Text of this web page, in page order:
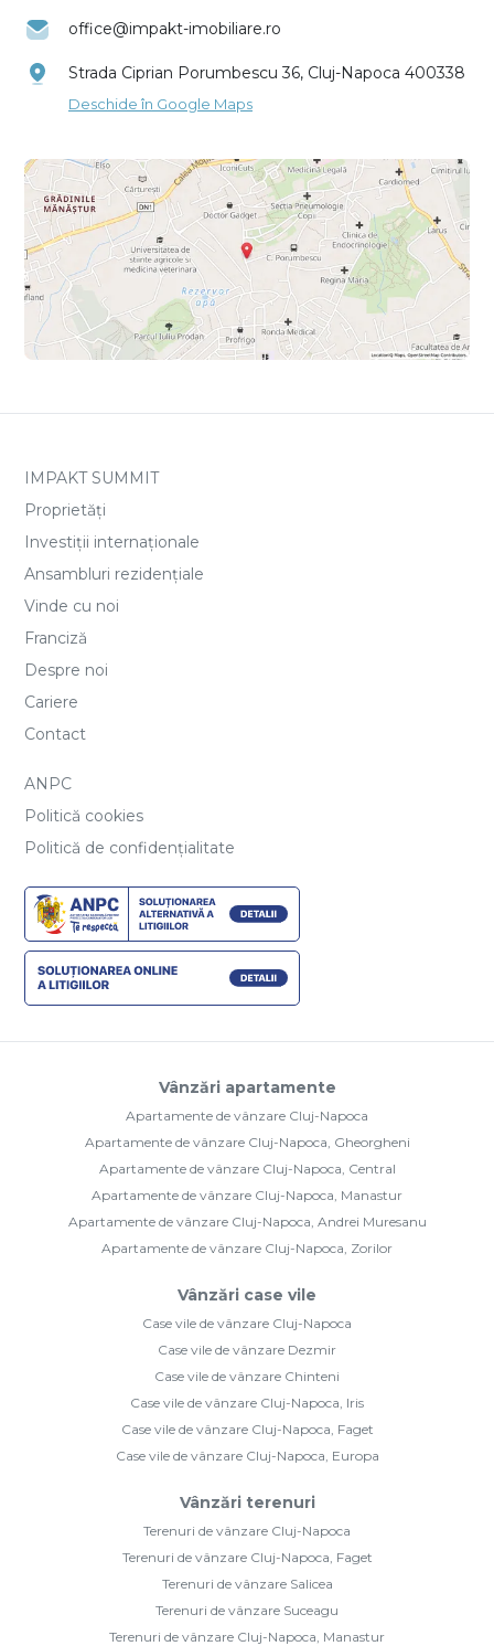
office@impakt-imobiliare.ro
Strada Ciprian Porumbescu 36, Cluj-Napoca 400338
Deschide în Google Maps
IMPAKT SUMMIT
Proprietăți
Investiții internaționale
Ansambluri rezidențiale
Vinde cu noi
Franciză
Despre noi
Cariere
Contact
ANPC
Politică cookies
Politică de confidențialitate
Vânzări apartamente
Apartamente de vânzare Cluj-Napoca
Apartamente de vânzare Cluj-Napoca, Gheorgheni
Apartamente de vânzare Cluj-Napoca, Central
Apartamente de vânzare Cluj-Napoca, Manastur
Apartamente de vânzare Cluj-Napoca, Andrei Muresanu
Apartamente de vânzare Cluj-Napoca, Zorilor
Vânzări case vile
Case vile de vânzare Cluj-Napoca
Case vile de vânzare Dezmir
Case vile de vânzare Chinteni
Case vile de vânzare Cluj-Napoca, Iris
Case vile de vânzare Cluj-Napoca, Faget
Case vile de vânzare Cluj-Napoca, Europa
Vânzări terenuri
Terenuri de vânzare Cluj-Napoca
Terenuri de vânzare Cluj-Napoca, Faget
Terenuri de vânzare Salicea
Terenuri de vânzare Suceagu
Terenuri de vânzare Cluj-Napoca, Manastur